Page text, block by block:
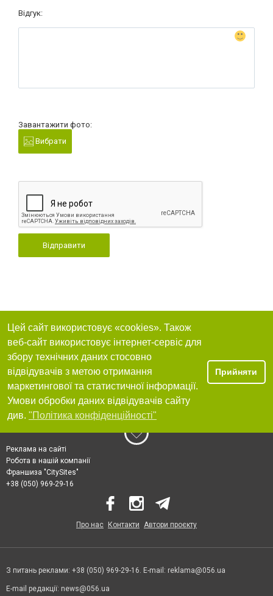
Відгук:
Завантажити фото:
Вибрати
Відправити
Цей сайт використовує «cookies». Також
веб-сайт використовує інтернет-сервіс для
збору технічних даних стосовно
відвідувачів з метою отримання
маркетингової та статистичної інформації.
Умови обробки даних відвідувачів сайту
див. "Політика конфіденційності"
Прийняти
Реклама на сайті
Робота в нашій компанії
Франшиза "CitySites"
+38 (050) 969-29-16
Про нас Контакти Автори проєкту
З питань реклами: +38 (050) 969-29-16. E-mail: reklama@056.ua
E-mail редакції: news@056.ua